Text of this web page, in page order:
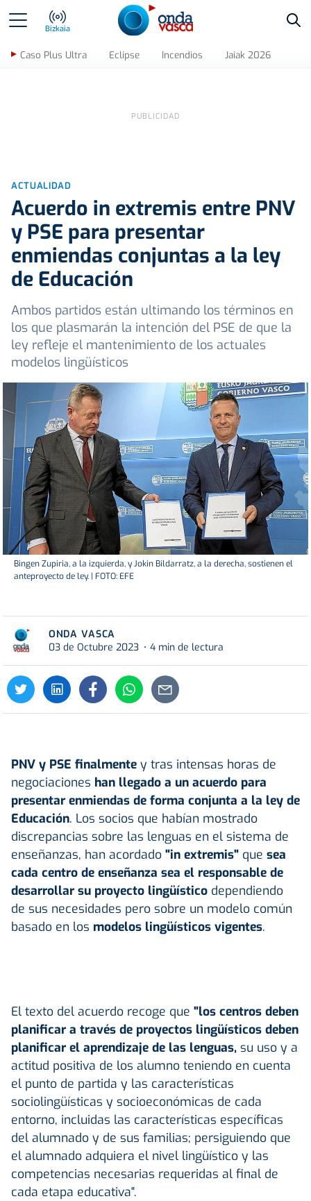
Bizkaia
Caso Plus Ultra Eclipse Incendios Jaiak 2026
ACTUALIDAD
Acuerdo in extremis entre PNV
y PSE para presentar
enmiendas conjuntas a la ley
de Educación
Ambos partidos están ultimando los términos en
los que plasmarán la intención del PSE de que la
ley refleje el mantenimiento de los actuales
modelos lingüísticos
Bingen Zupiria, a la izquierda, y Jokin Bildarratz, a la derecha, sostienen el
anteproyecto de ley. | FOTO: EFE
ONDA VASCA
03 de Octubre 2023
4 min de lectura
PNV y PSE finalmente y tras intensas horas de
negociaciones han llegado a un acuerdo para
presentar enmiendas de forma conjunta a la ley de
Educación. Los socios que habían mostrado
discrepancias sobre las lenguas en el sistema de
enseñanzas, han acordado "in extremis" que sea
cada centro de enseñanza sea el responsable de
desarrollar su proyecto lingüístico dependiendo
de sus necesidades pero sobre un modelo común
basado en los modelos lingüísticos vigentes.
El texto del acuerdo recoge que "los centros deben
planificar a través de proyectos lingüísticos deben
planificar el aprendizaje de las lenguas, su uso y a
actitud positiva de los alumno teniendo en cuenta
el punto de partida y las características
sociolingüísticas y socioeconómicas de cada
entorno, incluidas las características específicas
del alumnado y de sus familias; persiguiendo que
el alumnado adquiera el nivel lingüístico y las
competencias necesarias requeridas al final de
cada etapa educativa".